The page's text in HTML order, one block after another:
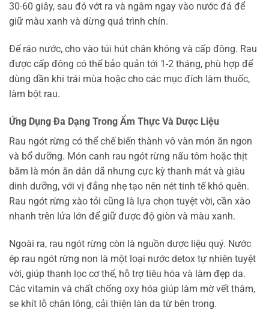
30-60 giây, sau đó vớt ra và ngâm ngay vào nước đá để
giữ màu xanh và dừng quá trình chín.
Để ráo nước, cho vào túi hút chân không và cấp đông. Rau
được cấp đông có thể bảo quản tới 1-2 tháng, phù hợp để
dùng dần khi trái mùa hoặc cho các mục đích làm thuốc,
làm bột rau.
Ứng Dụng Đa Dạng Trong Ẩm Thực Và Dược Liệu
Rau ngót rừng có thể chế biến thành vô vàn món ăn ngon
và bổ dưỡng. Món canh rau ngót rừng nấu tôm hoặc thịt
băm là món ăn dân dã nhưng cực kỳ thanh mát và giàu
dinh dưỡng, với vị đắng nhẹ tạo nên nét tinh tế khó quên.
Rau ngót rừng xào tỏi cũng là lựa chọn tuyệt vời, cần xào
nhanh trên lửa lớn để giữ được độ giòn và màu xanh.
Ngoài ra, rau ngót rừng còn là nguồn dược liệu quý. Nước
ép rau ngót rừng non là một loại nước detox tự nhiên tuyệt
vời, giúp thanh lọc cơ thể, hỗ trợ tiêu hóa và làm đẹp da.
Các vitamin và chất chống oxy hóa giúp làm mờ vết thâm,
se khít lỗ chân lông, cải thiện làn da từ bên trong.